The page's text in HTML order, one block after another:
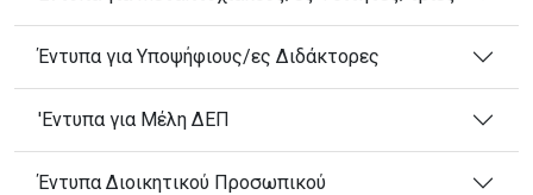
Έντυπα για Υποψήφιους/ες Διδάκτορες
'Εντυπα για Μέλη ΔΕΠ
Έντυπα Διοικητικού Προσωπικού